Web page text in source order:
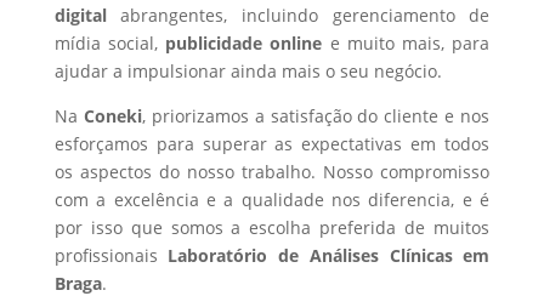
digitalabrangentes, incluindo gerenciamento de
mídia social, publicidade online e muito mais, para
ajudar a impulsionar ainda mais o seu negócio.
Na Coneki, priorizamos a satisfação do cliente e nos
esforçamos para superar as expectativas em todos
os aspectos do nosso trabalho. Nosso compromisso
com a excelência e a qualidade nos diferencia, e é
por isso que somos a escolha preferida de muitos
profissionais Laboratório de Análises Clínicasem
Braga.